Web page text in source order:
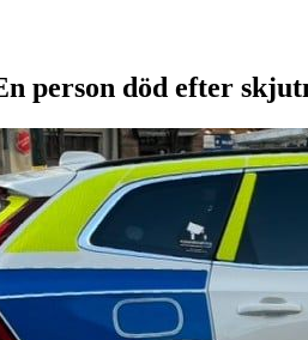
person död efter